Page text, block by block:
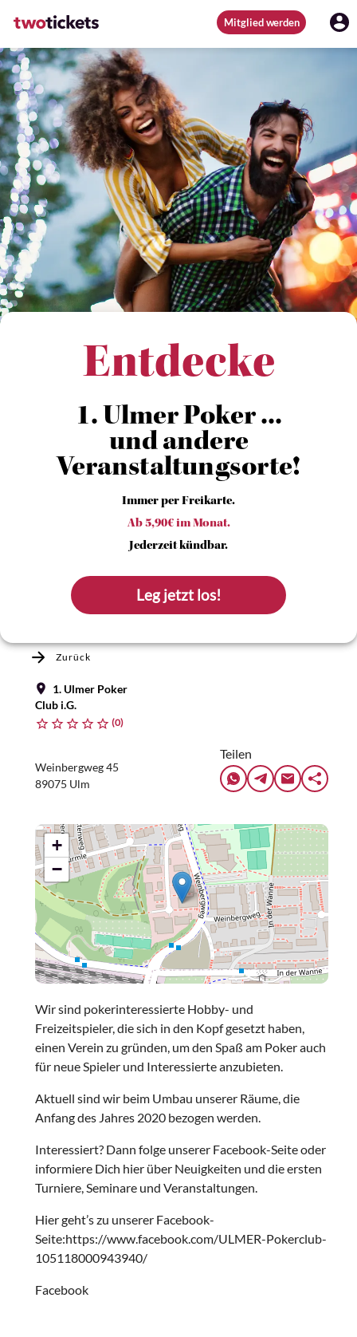
Mitglied werden
Entdecke
1. Ulmer Poker ...
und andere
Veranstaltungsorte!
Immer per Freikarte.
Ab 5,90€ im Monat.
Jederzeit kündbar.
Leg jetzt los!
Zurück
1. Ulmer Poker
Club i.G.
(0)
Weinbergweg 45
89075 Ulm
Teilen
+
−
Wir sind pokerinteressierte Hobby- und
Freizeitspieler, die sich in den Kopf gesetzt haben,
einen Verein zu gründen, um den Spaß am Poker auch
für neue Spieler und Interessierte anzubieten.
Aktuell sind wir beim Umbau unserer Räume, die
Anfang des Jahres 2020 bezogen werden.
Interessiert? Dann folge unserer Facebook-Seite oder
informiere Dich hier über Neuigkeiten und die ersten
Turniere, Seminare und Veranstaltungen.
Hier geht’s zu unserer Facebook-
Seite:https://www.facebook.com/ULMER-Pokerclub-
105118000943940/
Facebook